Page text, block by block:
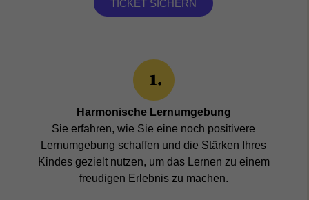
TICKET SICHERN
Harmonische Lernumgebung
Sie erfahren, wie Sie eine noch positivere
Lernumgebung schaffen und die Stärken Ihres
Kindes gezielt nutzen, um das Lernen zu einem
freudigen Erlebnis zu machen.